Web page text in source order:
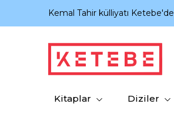
Kemal Tahir külliyatı Ketebe'de
Kitaplar Diziler